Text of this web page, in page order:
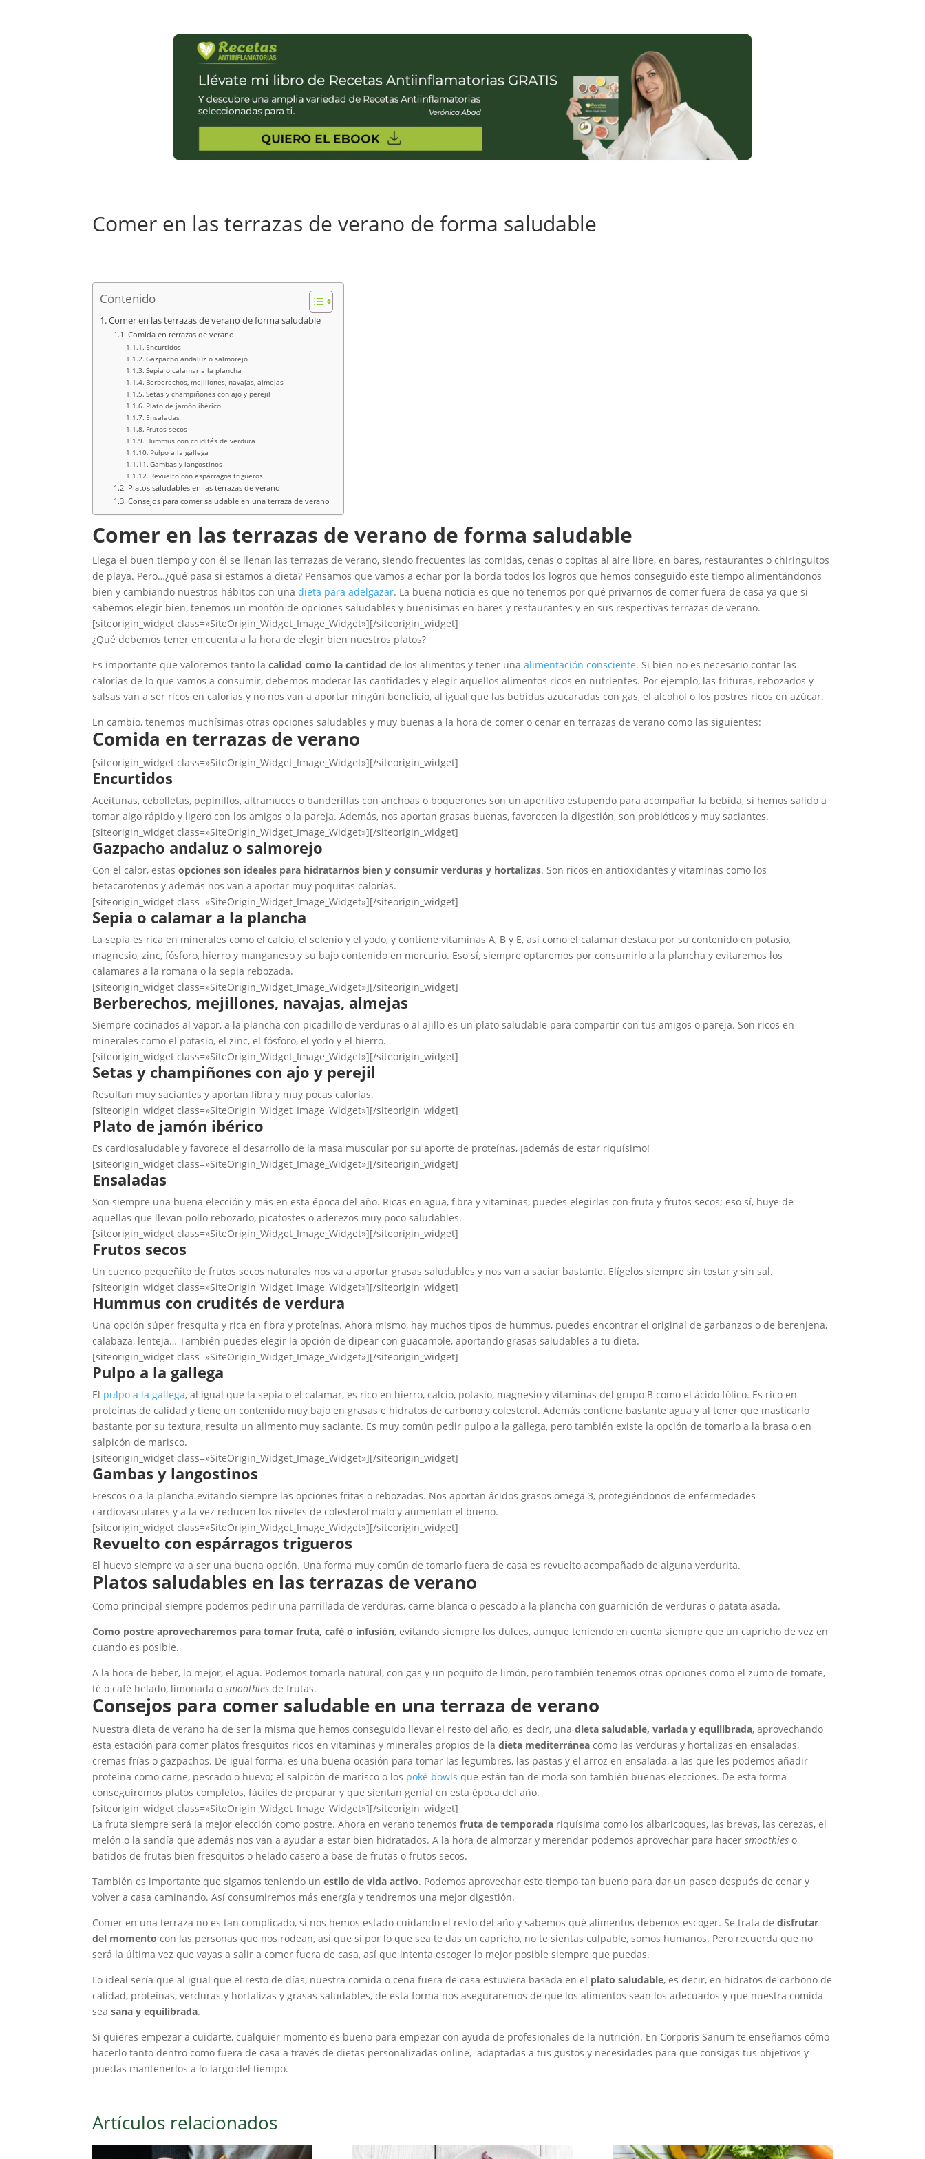
Comer en las terrazas de verano de forma saludable
Contenido
Comer en las terrazas de verano de forma saludable
Comida en terrazas de verano
Encurtidos
Gazpacho andaluz o salmorejo
Sepia o calamar a la plancha
Berberechos, mejillones, navajas, almejas
Setas y champiñones con ajo y perejil
Plato de jamón ibérico
Ensaladas
Frutos secos
Hummus con crudités de verdura
Pulpo a la gallega
Gambas y langostinos
Revuelto con espárragos trigueros
Platos saludables en las terrazas de verano
Consejos para comer saludable en una terraza de verano
Comer en las terrazas de verano de forma saludable
Llega el buen tiempo y con él se llenan las terrazas de verano, siendo frecuentes las comidas, cenas o copitas al aire libre, en bares, restaurantes o chiringuitos
de playa. Pero…¿qué pasa si estamos a dieta? Pensamos que vamos a echar por la borda todos los logros que hemos conseguido este tiempo alimentándonos
bien y cambiando nuestros hábitos con unadieta para adelgazar. La buena noticia es que no tenemos por qué privarnos de comer fuera de casa ya que si
sabemos elegir bien, tenemos un montón de opciones saludables y buenísimas en bares y restaurantes y en sus respectivas terrazas de verano.
[siteorigin_widget class=»SiteOrigin_Widget_Image_Widget»][/siteorigin_widget]
¿Qué debemos tener en cuenta a la hora de elegir bien nuestros platos?
Es importante que valoremos tanto la calidad como la cantidad de los alimentos y tener unaalimentación consciente. Si bien no es necesario contar las
calorías de lo que vamos a consumir, debemos moderar las cantidades y elegir aquellos alimentos ricos en nutrientes. Por ejemplo, las frituras, rebozados y
salsas van a ser ricos en calorías y no nos van a aportar ningún beneficio, al igual que las bebidas azucaradas con gas, el alcohol o los postres ricos en azúcar.
En cambio, tenemos muchísimas otras opciones saludables y muy buenas a la hora de comer o cenar en terrazas de verano como las siguientes:
Comida en terrazas de verano
[siteorigin_widget class=»SiteOrigin_Widget_Image_Widget»][/siteorigin_widget]
Encurtidos
Aceitunas, cebolletas, pepinillos, altramuces o banderillas con anchoas o boquerones son un aperitivo estupendo para acompañar la bebida, si hemos salido a
tomar algo rápido y ligero con los amigos o la pareja. Además, nos aportan grasas buenas, favorecen la digestión, son probióticos y muy saciantes.
[siteorigin_widget class=»SiteOrigin_Widget_Image_Widget»][/siteorigin_widget]
Gazpacho andaluz o salmorejo
Con el calor, estasopciones son ideales para hidratarnos bien y consumir verduras y hortalizas. Son ricos en antioxidantes y vitaminas como los
betacarotenos y además nos van a aportar muy poquitas calorías.
[siteorigin_widget class=»SiteOrigin_Widget_Image_Widget»][/siteorigin_widget]
Sepia o calamar a la plancha
La sepia es rica en minerales como el calcio, el selenio y el yodo, y contiene vitaminas A, B y E, así como el calamar destaca por su contenido en potasio,
magnesio, zinc, fósforo, hierro y manganeso y su bajo contenido en mercurio. Eso sí, siempre optaremos por consumirlo a la plancha y evitaremos los
calamares a la romana o la sepia rebozada.
[siteorigin_widget class=»SiteOrigin_Widget_Image_Widget»][/siteorigin_widget]
Berberechos, mejillones, navajas, almejas
Siempre cocinados al vapor, a la plancha con picadillo de verduras o al ajillo es un plato saludable para compartir con tus amigos o pareja. Son ricos en
minerales como el potasio, el zinc, el fósforo, el yodo y el hierro.
[siteorigin_widget class=»SiteOrigin_Widget_Image_Widget»][/siteorigin_widget]
Setas y champiñones con ajo y perejil
Resultan muy saciantes y aportan fibra y muy pocas calorías.
[siteorigin_widget class=»SiteOrigin_Widget_Image_Widget»][/siteorigin_widget]
Plato de jamón ibérico
Es cardiosaludable y favorece el desarrollo de la masa muscular por su aporte de proteínas, ¡además de estar riquísimo!
[siteorigin_widget class=»SiteOrigin_Widget_Image_Widget»][/siteorigin_widget]
Ensaladas
Son siempre una buena elección y más en esta época del año. Ricas en agua, fibra y vitaminas, puedes elegirlas con fruta y frutos secos; eso sí, huye de
aquellas que llevan pollo rebozado, picatostes o aderezos muy poco saludables.
[siteorigin_widget class=»SiteOrigin_Widget_Image_Widget»][/siteorigin_widget]
Frutos secos
Un cuenco pequeñito de frutos secos naturales nos va a aportar grasas saludables y nos van a saciar bastante. Elígelos siempre sin tostar y sin sal.
[siteorigin_widget class=»SiteOrigin_Widget_Image_Widget»][/siteorigin_widget]
Hummus con crudités de verdura
Una opción súper fresquita y rica en fibra y proteínas. Ahora mismo, hay muchos tipos de hummus, puedes encontrar el original de garbanzos o de berenjena,
calabaza, lenteja… También puedes elegir la opción de dipear con guacamole, aportando grasas saludables a tu dieta.
[siteorigin_widget class=»SiteOrigin_Widget_Image_Widget»][/siteorigin_widget]
Pulpo a la gallega
El pulpo a la gallega, al igual que la sepia o el calamar, es rico en hierro, calcio, potasio, magnesio y vitaminas del grupo B como el ácido fólico. Es rico en
proteínas de calidad y tiene un contenido muy bajo en grasas e hidratos de carbono y colesterol. Además contiene bastante agua y al tener que masticarlo
bastante por su textura, resulta un alimento muy saciante. Es muy común pedir pulpo a la gallega, pero también existe la opción de tomarlo a la brasa o en
salpicón de marisco.
[siteorigin_widget class=»SiteOrigin_Widget_Image_Widget»][/siteorigin_widget]
Gambas y langostinos
Frescos o a la plancha evitando siempre las opciones fritas o rebozadas. Nos aportan ácidos grasos omega 3, protegiéndonos de enfermedades
cardiovasculares y a la vez reducen los niveles de colesterol malo y aumentan el bueno.
[siteorigin_widget class=»SiteOrigin_Widget_Image_Widget»][/siteorigin_widget]
Revuelto con espárragos trigueros
El huevo siempre va a ser una buena opción. Una forma muy común de tomarlo fuera de casa es revuelto acompañado de alguna verdurita.
Platos saludables en las terrazas de verano
Como principal siempre podemos pedir una parrillada de verduras, carne blanca o pescado a la plancha con guarnición de verduras o patata asada.
Como postre aprovecharemos para tomar fruta, café o infusión, evitando siempre los dulces, aunque teniendo en cuenta siempre que un capricho de vez en
cuando es posible.
A la hora de beber, lo mejor, el agua. Podemos tomarla natural, con gas y un poquito de limón, pero también tenemos otras opciones como el zumo de tomate,
té o café helado, limonada osmoothies de frutas.
Consejos para comer saludable en una terraza de verano
Nuestra dieta de verano ha de ser la misma que hemos conseguido llevar el resto del año, es decir, unadieta saludable, variada y equilibrada, aprovechando
esta estación para comer platos fresquitos ricos en vitaminas y minerales propios de ladieta mediterránea como las verduras y hortalizas en ensaladas,
cremas frías o gazpachos. De igual forma, es una buena ocasión para tomar las legumbres, las pastas y el arroz en ensalada, a las que les podemos añadir
proteína como carne, pescado o huevo; el salpicón de marisco o los poké bowls que están tan de moda son también buenas elecciones. De esta forma
conseguiremos platos completos, fáciles de preparar y que sientan genial en esta época del año.
[siteorigin_widget class=»SiteOrigin_Widget_Image_Widget»][/siteorigin_widget]
La fruta siempre será la mejor elección como postre. Ahora en verano tenemosfruta de temporada riquísima como los albaricoques, las brevas, las cerezas, el
melón o la sandía que además nos van a ayudar a estar bien hidratados. A la hora de almorzar y merendar podemos aprovechar para hacersmoothies o
batidos de frutas bien fresquitos o helado casero a base de frutas o frutos secos.
También es importante que sigamos teniendo unestilo de vida activo. Podemos aprovechar este tiempo tan bueno para dar un paseo después de cenar y
volver a casa caminando. Así consumiremos más energía y tendremos una mejor digestión.
Comer en una terraza no es tan complicado, si nos hemos estado cuidando el resto del año y sabemos qué alimentos debemos escoger. Se trata dedisfrutar
del momento con las personas que nos rodean, así que si por lo que sea te das un capricho, no te sientas culpable, somos humanos. Pero recuerda que no
será la última vez que vayas a salir a comer fuera de casa, así que intenta escoger lo mejor posible siempre que puedas.
Lo ideal sería que al igual que el resto de días, nuestra comida o cena fuera de casa estuviera basada en el plato saludable, es decir, en hidratos de carbono de
calidad, proteínas, verduras y hortalizas y grasas saludables, de esta forma nos aseguraremos de que los alimentos sean los adecuados y que nuestra comida
seasana y equilibrada.
Si quieres empezar a cuidarte, cualquier momento es bueno para empezar con ayuda de profesionales de la nutrición. En Corporis Sanum te enseñamos cómo
hacerlo tanto dentro como fuera de casa a través de dietas personalizadas online, adaptadas a tus gustos y necesidades para que consigas tus objetivos y
puedas mantenerlos a lo largo del tiempo.
Artículos relacionados